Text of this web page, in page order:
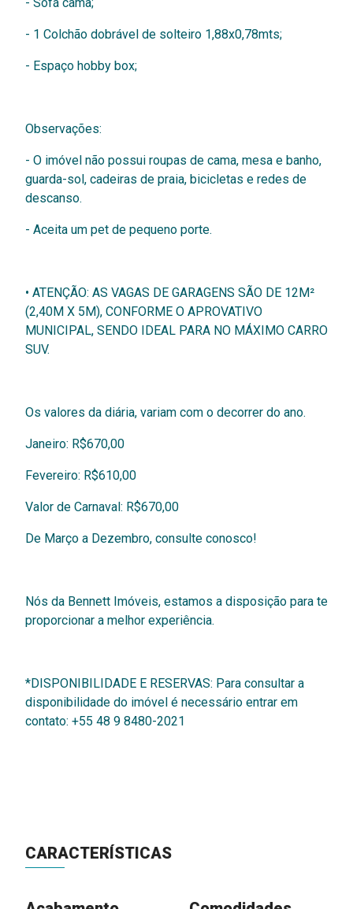
- 1 Colchão dobrável de solteiro 1,88x0,78mts;
- Espaço hobby box;
Observações:
- O imóvel não possui roupas de cama, mesa e banho,
guarda-sol, cadeiras de praia, bicicletas e redes de
descanso.
- Aceita um pet de pequeno porte.
• ATENÇÃO: AS VAGAS DE GARAGENS SÃO DE 12M²
(2,40M X 5M), CONFORME O APROVATIVO
MUNICIPAL, SENDO IDEAL PARA NO MÁXIMO CARRO
SUV.
Os valores da diária, variam com o decorrer do ano.
Janeiro: R$670,00
Fevereiro: R$610,00
Valor de Carnaval: R$670,00
De Março a Dezembro, consulte conosco!
Nós da Bennett Imóveis, estamos a disposição para te
proporcionar a melhor experiência.
*DISPONIBILIDADE E RESERVAS: Para consultar a
disponibilidade do imóvel é necessário entrar em
contato: +55 48 9 8480-2021
CARACTERÍSTICAS